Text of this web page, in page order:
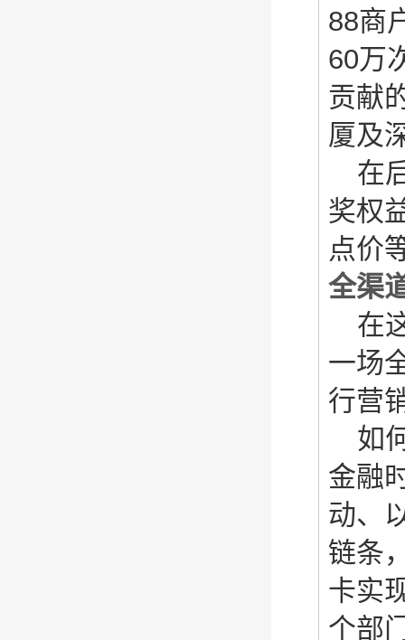
88商
60万
贡献
厦及
在
奖权
点价
全渠
在
一场
行营
如
金融
动、
链条
卡实
个部